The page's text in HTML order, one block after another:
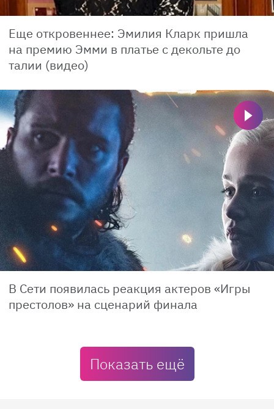
Еще откровеннее: Эмилия Кларк пришла
на премию Эмми в платье с декольте до
талии (видео)
В Сети появилась реакция актеров «Игры
престолов» на сценарий финала
Показать ещё